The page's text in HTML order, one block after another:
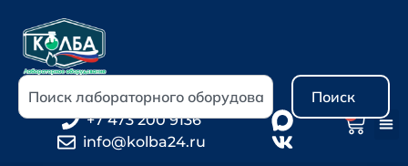
Поиск
+7 473 200 9136
info@kolba24.ru